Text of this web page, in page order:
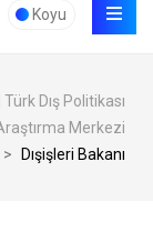
Koyu
Dış Politikası
Merkezi
>
Dışişleri Bakanı